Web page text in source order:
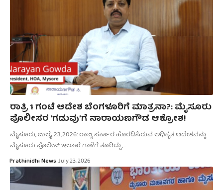
ರಾತ್ರಿ 1 ಗಂಟೆ ಆದೇಶ ಬೆಂಗಳೂರಿಗೆ ಮಾತ್ರನಾ?: ಮೈಸೂರು
ಪೊಲೀಸರ ‘ಗಡುವು’ಗೆ ನಾರಾಯಣಗೌಡ ಆಕ್ರೋಶ!
ಮೈಸೂರು, ಜುಲೈ.23,2026: ರಾಜ್ಯ ಸರ್ಕಾರ ಹೊರಡಿಸಿರುವ ಅಧಿಕೃತ ಆದೇಶವನ್ನು
ಮೈಸೂರು ಪೊಲೀಸ್ ಇಲಾಖೆ ಗಾಳಿಗೆ ತೂರಿದ್ದು,…
Prathinidhi News July 23, 2026